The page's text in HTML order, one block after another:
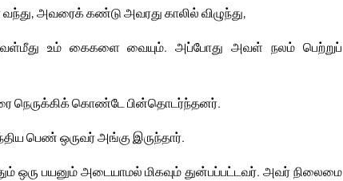
அவரைக் கண்டு அவரது காலில் விழுந்து,
உம் கைகளை வையும். அப்போது அவள் நலம் பெற்றுப்
நெருக்கிக் கொண்டே பின்தொடர்ந்தனர்.
பெண் ஒருவர் அங்கு இருந்தார்.
ஒரு பயனும் அடையாமல் மிகவும் துன்பப்பட்டவர். அவர் நிலைமை